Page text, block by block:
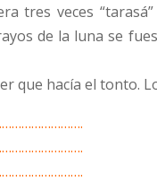
tres veces
de la luna se
que hacía el tonto.